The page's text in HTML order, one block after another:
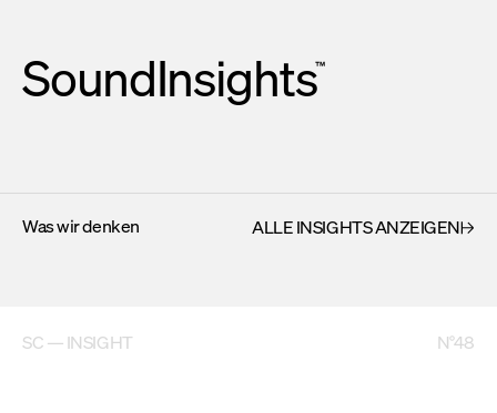
SoundInsights™
Was wir denken ALLE INSIGHTS ANZEIGEN
SC — INSIGHT N°48